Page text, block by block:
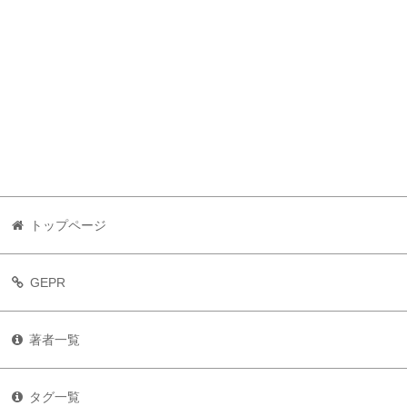
トップページ
GEPR
著者一覧
タグ一覧